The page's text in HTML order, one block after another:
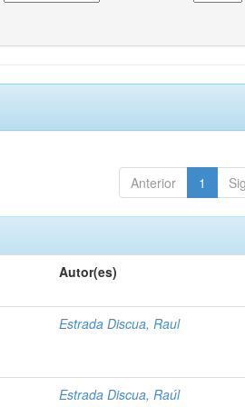
Anterior 1
Autor(es)
Estrada Discua, Raul
Estrada Discua, Raúl